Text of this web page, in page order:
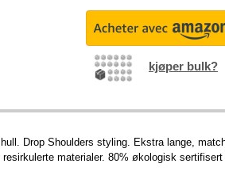
kjøper bulk?
Drop Shoulders styling. Ekstra lange,
materialer. 80% økologisk